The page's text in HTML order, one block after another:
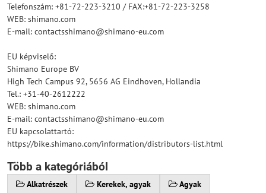
Telefonszám: +81-72-223-3210 / FAX:+81-72-223-3258
WEB: shimano.com
E-mail: contactsshimano@shimano-eu.com
EU képviselő:
Shimano Europe BV
High Tech Campus 92, 5656 AG Eindhoven, Hollandia
Tel.: +31-40-2612222
WEB: shimano.com
E-mail: contactsshimano@shimano-eu.com
EU kapcsolattartó:
https://bike.shimano.com/information/distributors-list.html
Több a kategóriából
Alkatrészek Kerekek, agyak Agyak